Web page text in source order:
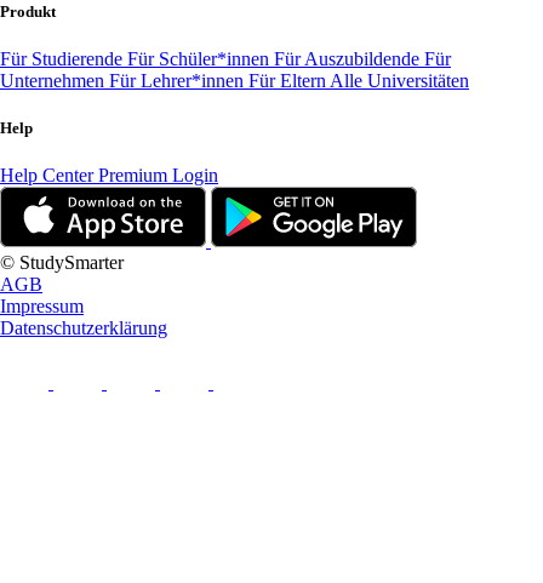
Produkt
Für Studierende Für Schüler*innen Für Auszubildende Für
Unternehmen Für Lehrer*innen Für Eltern Alle Universitäten
Help
Help CenterPremium Login
© StudySmarter
AGB
Impressum
Datenschutzerklärung